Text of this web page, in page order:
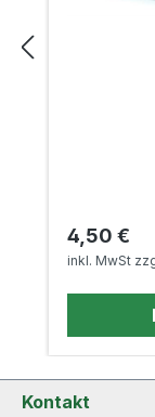
Regulärer
4,50 €
inkl. MwSt
Kontakt